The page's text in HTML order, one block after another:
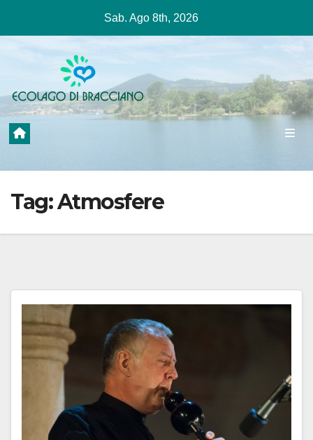
contenuto
Sab. Ago 8th, 2026
Tag:Atmosfere